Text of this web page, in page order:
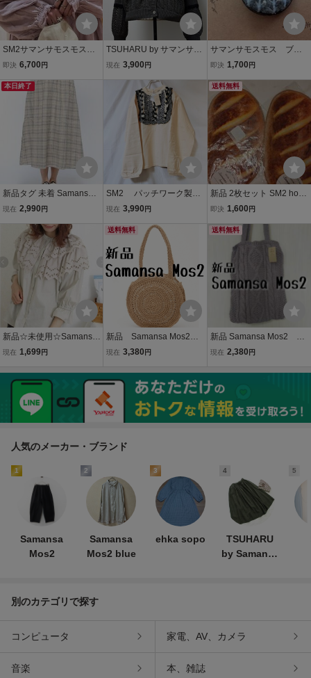
SM2サマンサモスモス
【Cross×Linen】フリル
完売
即決 6,700 円
TSUHARU by サマンサモ
スモス リネン配色スカ
ハル SM2
現在 3,900 円
サマンサモスモス ブロ
ーチ
即決 1,700 円
本日終了
新品タグ 未着 Samansa
Mos2 サマンサ モスモス
AW サイズフリー グレー
定価、6.372円
現在 2,990 円
SM2 パッチワーク製品
染めカットソー 新品
現在 3,990 円
送料無料
新品 2枚セット SM2 hom
e's ミニタオル サマンサ
即決 1,600 円
新品☆未使用☆Samansa
Mos2☆二段スカラップレ
モスモス☆定価6490円☆
フリー
現在 1,699円
送料無料
新品 Samansa Mos2
サマンサ モスモス ペー
現在 3,380 円
送料無料
新品 Samansa Mos2 サ
マンサモスモス ニット
ー
現在 2,380 円
人気のメーカー・ブランド
1
Samansa
Mos2
2
Samansa
Mos2 blue
3
ehka sopo
4
TSUHARU
by Samansa
5
別のカテゴリで探す
コンピュータ 家電、AV、カメラ
音楽 本、雑誌